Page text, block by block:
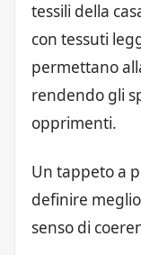
tessili della
con tessuti
permettano
rendendo gli
opprimenti.
Un tappeto a
definire
senso di